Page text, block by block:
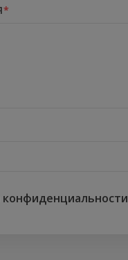
*
конфиденциальности